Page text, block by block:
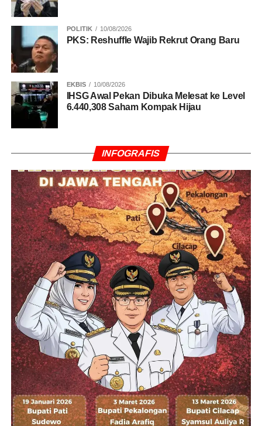
POLITIK 10/08/2026
PKS: Reshuffle Wajib Rekrut Orang Baru
EKBIS 10/08/2026
IHSG Awal Pekan Dibuka Melesat ke Level
6.440,308 Saham Kompak Hijau
INFOGRAFIS